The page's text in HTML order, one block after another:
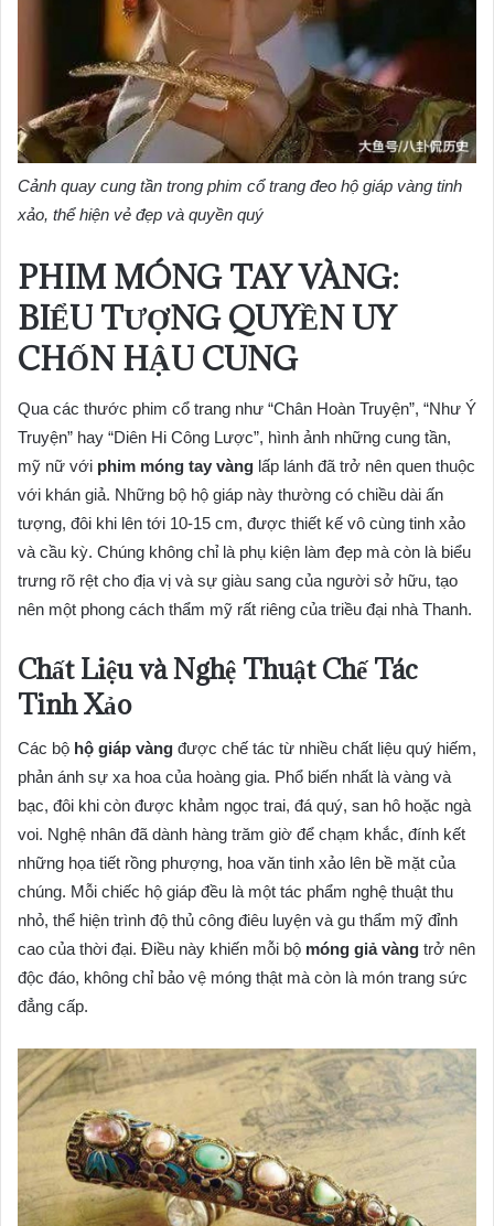
Cảnh quay cung tần trong phim cổ trang đeo hộ giáp vàng tinh
xảo, thể hiện vẻ đẹp và quyền quý
PHIM MÓNG TAY VÀNG:
BIỂU TƯỢNG QUYỀN UY
CHỐN HẬU CUNG
Qua các thước phim cổ trang như “Chân Hoàn Truyện”, “Như Ý
Truyện” hay “Diên Hi Công Lược”, hình ảnh những cung tần,
mỹ nữ với phim móng tay vàng lấp lánh đã trở nên quen thuộc
với khán giả. Những bộ hộ giáp này thường có chiều dài ấn
tượng, đôi khi lên tới 10-15 cm, được thiết kế vô cùng tinh xảo
và cầu kỳ. Chúng không chỉ là phụ kiện làm đẹp mà còn là biểu
trưng rõ rệt cho địa vị và sự giàu sang của người sở hữu, tạo
nên một phong cách thẩm mỹ rất riêng của triều đại nhà Thanh.
Chất Liệu và Nghệ Thuật Chế Tác
Tinh Xảo
Các bộ hộ giáp vàng được chế tác từ nhiều chất liệu quý hiếm,
phản ánh sự xa hoa của hoàng gia. Phổ biến nhất là vàng và
bạc, đôi khi còn được khảm ngọc trai, đá quý, san hô hoặc ngà
voi. Nghệ nhân đã dành hàng trăm giờ để chạm khắc, đính kết
những họa tiết rồng phượng, hoa văn tinh xảo lên bề mặt của
chúng. Mỗi chiếc hộ giáp đều là một tác phẩm nghệ thuật thu
nhỏ, thể hiện trình độ thủ công điêu luyện và gu thẩm mỹ đỉnh
cao của thời đại. Điều này khiến mỗi bộ móng giả vàng trở nên
độc đáo, không chỉ bảo vệ móng thật mà còn là món trang sức
đẳng cấp.